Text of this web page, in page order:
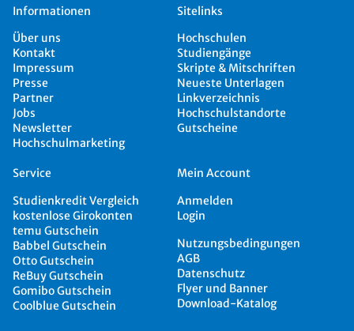
Informationen
Über uns
Kontakt
Impressum
Presse
Partner
Jobs
Newsletter
Hochschulmarketing
Sitelinks
Hochschulen
Studiengänge
Skripte & Mitschriften
Neueste Unterlagen
Linkverzeichnis
Hochschulstandorte
Gutscheine
Service
Studienkredit Vergleich
kostenlose Girokonten
temu Gutschein
Babbel Gutschein
Otto Gutschein
ReBuy Gutschein
Gomibo Gutschein
Coolblue Gutschein
Mein Account
Anmelden
Login
Nutzungsbedingungen
AGB
Datenschutz
Flyer und Banner
Download-Katalog